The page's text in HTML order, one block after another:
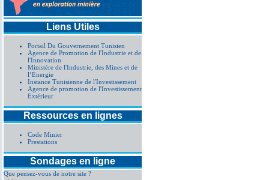
Liens Utiles
Portail Du Gouvernement Tunisien
Agence de Promotion de l'Industrie et de
l'Innovation
Ministère de l'Industrie, des Mines et de
l’Energie
Instance Tunisienne de l'Investissement
Agence de promotion de l'Investissement
Extérieur
Ressources en lignes
Code Minier
Prestations
Sondages en ligne
Que pensez-vous de notre site ?